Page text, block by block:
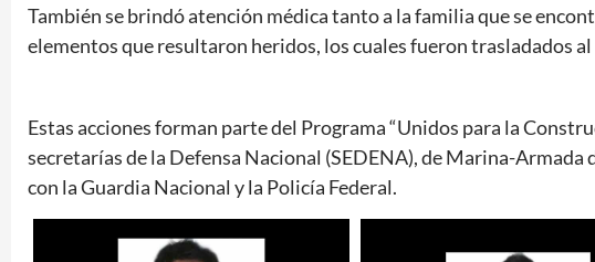
También se brindó atención médica tanto a la familia que se
elementos que resultaron heridos, los cuales fueron trasladados
Estas acciones forman parte del Programa “Unidos para la
secretarías de la Defensa Nacional (SEDENA), de Marina-
con la Guardia Nacional y la Policía Federal.